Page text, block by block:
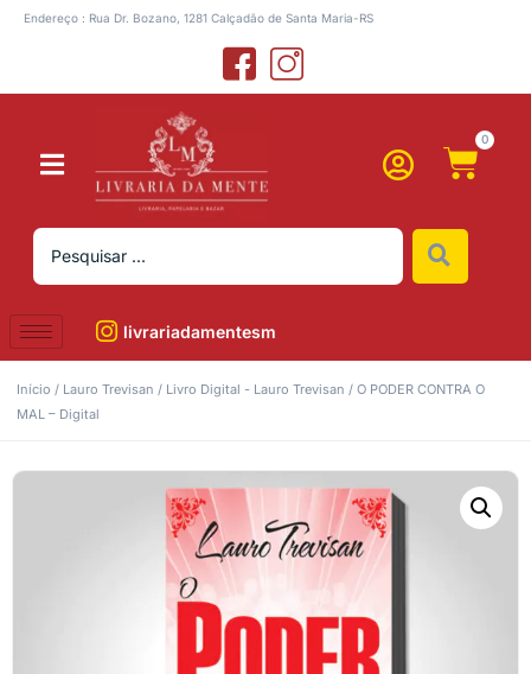
Endereço : Rua Dr. Bozano, 1281 Calçadão de Santa Maria-RS
0
livrariadamentesm
Início / Lauro Trevisan / Livro Digital - Lauro Trevisan / O PODER CONTRA O
MAL – Digital